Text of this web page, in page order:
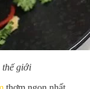
thế giới